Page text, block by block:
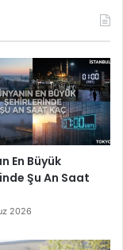
En Büyük
Şu An Saat
2026